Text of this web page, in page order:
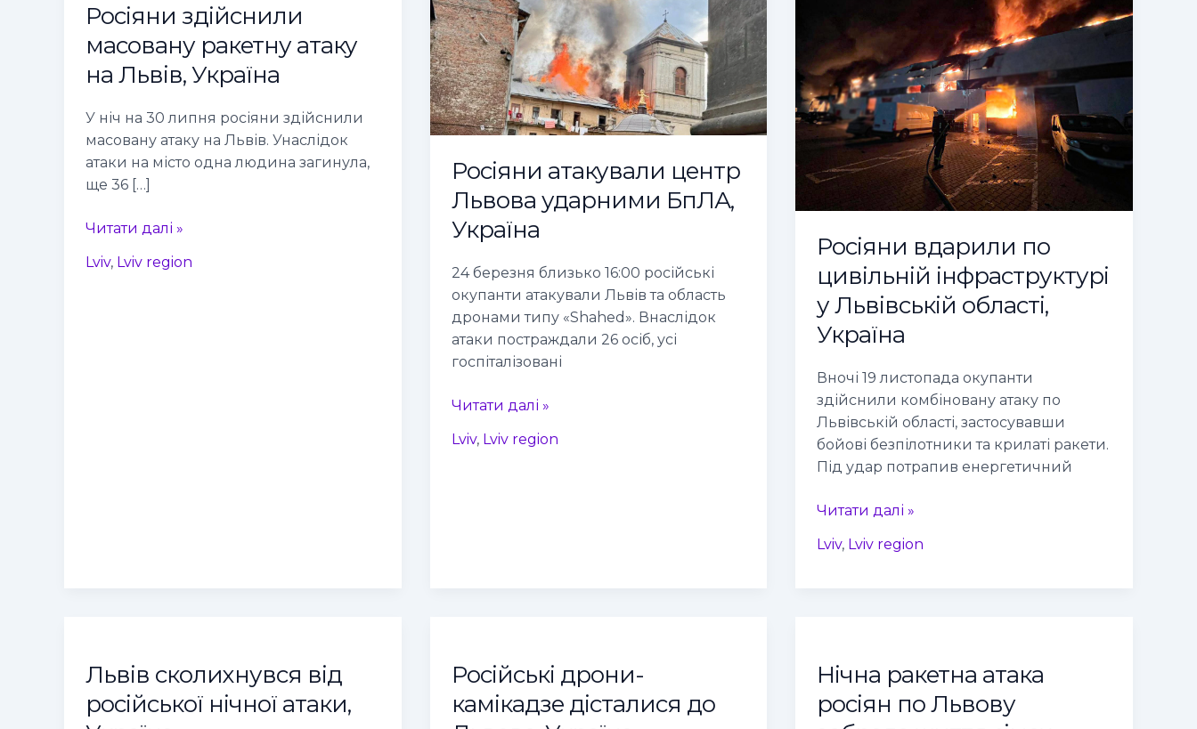
Росіяни здійснили
масовану ракетну атаку
на Львів, Україна
У ніч на 30 липня росіяни здійснили
масовану атаку на Львів. Унаслідок
атаки на місто одна людина загинула,
ще 36 […]
масовану
атаку
на
Україна
Читати далі »
Lviv, Lviv region
Росіяни атакували центр
Львова ударними БпЛА,
Україна
24 березня близько 16:00 російські
окупанти атакували Львів та область
дронами типу «Shahed». Внаслідок
атаки постраждали 26 осіб, усі
госпіталізовані
центр
Львова
ударними
БпЛА,
Україна
Читати далі »
Lviv, Lviv region
Росіяни вдарили по
цивільній інфраструктурі
у Львівській області,
Україна
Вночі 19 листопада окупанти
здійснили комбіновану атаку по
Львівській області, застосувавши
бойові безпілотники та крилаті ракети.
Під удар потрапив енергетичний
цивільній
інфраструктурі
у
Львівській
області,
Україна
Читати далі »
Lviv, Lviv region
Львів сколихнувся від
російської нічної атаки,
від
російської
нічної
Російські дрони-
камікадзе дісталися до
камікадзе
дісталися
до
Нічна ракетна атака
росіян по Львову
атака
росіян
по